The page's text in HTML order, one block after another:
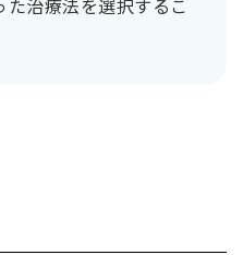
治療法を選択するこ